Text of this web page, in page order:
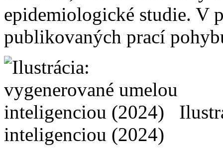
epidemiologické studie. V
publikovaných prací
inteligenciou (2024)